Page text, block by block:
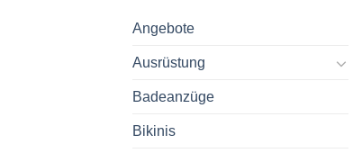
Angebote
Ausrüstung
Badeanzüge
Bikinis